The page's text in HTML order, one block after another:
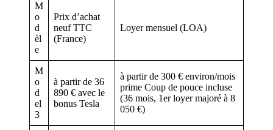
M
o
d
èl
e
Prix d’achat
neuf TTC
(France)
Loyer mensuel (LOA)
M
o
d
el
3
à partir de 36
890 € avec le
bonus Tesla
à partir de 300 € environ/mois
prime Coup de pouce incluse
(36 mois, 1er loyer majoré à 8
050 €)